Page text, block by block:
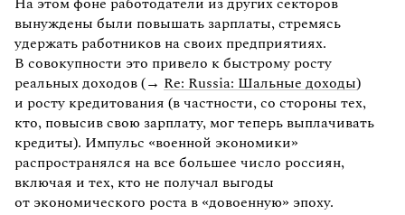
вынуждены были повышать зарплаты, стремясь
удержать работников на своих предприятиях.
В совокупности это привело к быстрому росту
реальных доходов (→ Re: Russia: Шальные доходы)
и росту кредитования (в частности, со стороны тех,
кто, повысив свою зарплату, мог теперь выплачивать
кредиты). Импульс «военной экономики»
распространялся на все большее число россиян,
включая и тех, кто не получал выгоды
от экономического роста в «довоенную» эпоху.